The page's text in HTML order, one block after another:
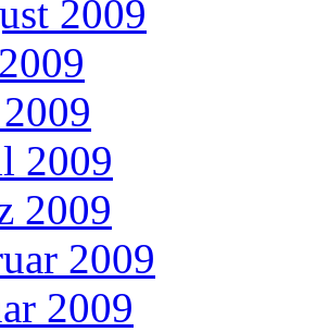
2009
2009
2009
2009
2009